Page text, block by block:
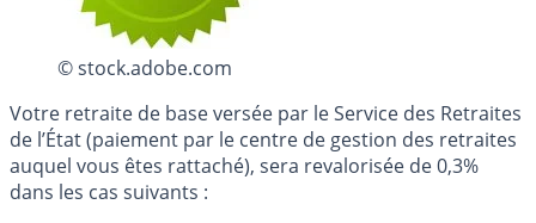
© stock.adobe.com
Votre retraite de base versée par le Service des Retraites
de l’État (paiement par le centre de gestion des retraites
auquel vous êtes rattaché), sera revalorisée de 0,3%
dans les cas suivants :